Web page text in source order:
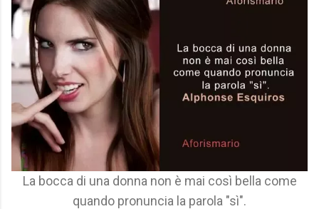
La bocca di una donna non è mai così bella come
quando pronuncia la parola "sì".